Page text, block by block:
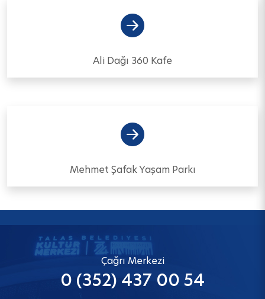
Ali Dağı 360 Kafe
Mehmet Şafak Yaşam Parkı
Çağrı Merkezi
0 (352) 437 00 54